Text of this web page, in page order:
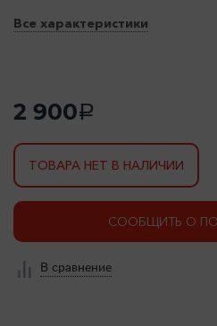
Все характеристики
2 900a
ТОВАРА НЕТ В НАЛИЧИИ
СООБЩИТЬ О
В сравнение